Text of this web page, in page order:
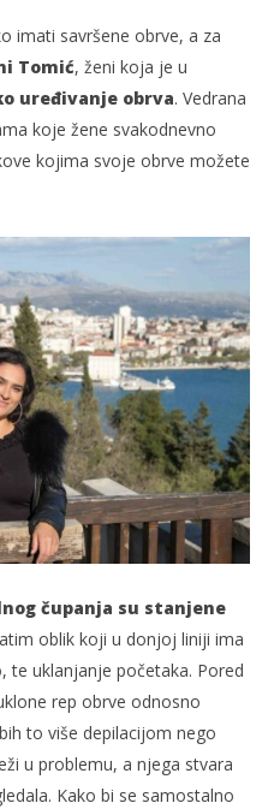
imati savršene obrve, a za
Tomić, ženi koja je u
uređivanje obrva. Vedrana
koje žene svakodnevno
kojima svoje obrve možete
čupanja su stanjene
oblik koji u donjoj liniji ima
te uklanjanje početaka. Pored
rep obrve odnosno
to više depilacijom nego
u problemu, a njega stvara
Kako bi se samostalno